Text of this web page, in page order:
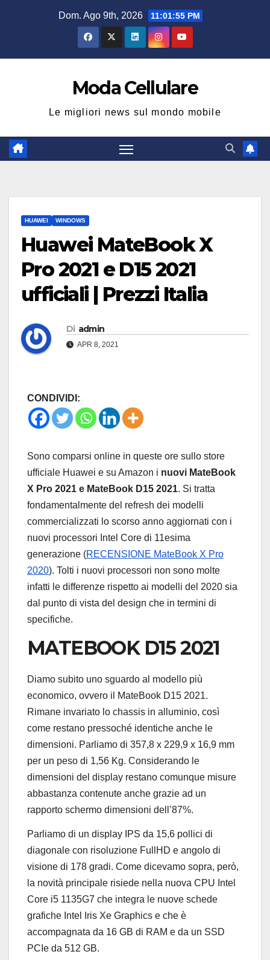
Dom. Ago 9th, 2026 11:01:56 PM
Moda Cellulare
Le migliori news sul mondo mobile
HUAWEI WINDOWS
Huawei MateBook X
Pro 2021 e D15 2021
ufficiali | Prezzi Italia
Di admin
APR 8, 2021
CONDIVIDI:
Sono comparsi online in queste ore sullo store
ufficiale Huawei e su Amazon i nuovi MateBook
X Pro 2021 e MateBook D15 2021. Si tratta
fondamentalmente del refresh dei modelli
commercializzati lo scorso anno aggiornati con i
nuovi processori Intel Core di 11esima
generazione (RECENSIONE MateBook X Pro
2020). Tolti i nuovi processori non sono molte
infatti le differenze rispetto ai modelli del 2020 sia
dal punto di vista del design che in termini di
specifiche.
MATEBOOK D15 2021
Diamo subito uno sguardo al modello più
economico, ovvero il MateBook D15 2021.
Rimane invariato lo chassis in alluminio, così
come restano pressoché identiche anche le
dimensioni. Parliamo di 357,8 x 229,9 x 16,9 mm
per un peso di 1,56 Kg. Considerando le
dimensioni del display restano comunque misure
abbastanza contenute anche grazie ad un
rapporto schermo dimensioni dell’87%.
Parliamo di un display IPS da 15,6 pollici di
diagonale con risoluzione FullHD e angolo di
visione di 178 gradi. Come dicevamo sopra, però,
la novità principale risiede nella nuova CPU Intel
Core i5 1135G7 che integra le nuove schede
grafiche Intel Iris Xe Graphics e che è
accompagnata da 16 GB di RAM e da un SSD
PCIe da 512 GB.